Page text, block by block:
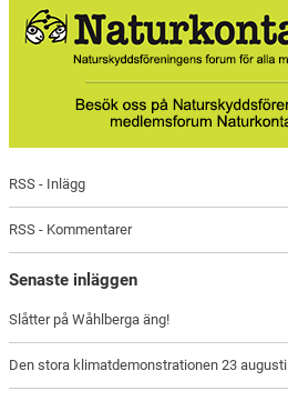
RSS - Inlägg
RSS - Kommentarer
Senaste inläggen
Slåtter på Wåhlberga äng!
Den stora klimatdemonstrationen 23 augusti